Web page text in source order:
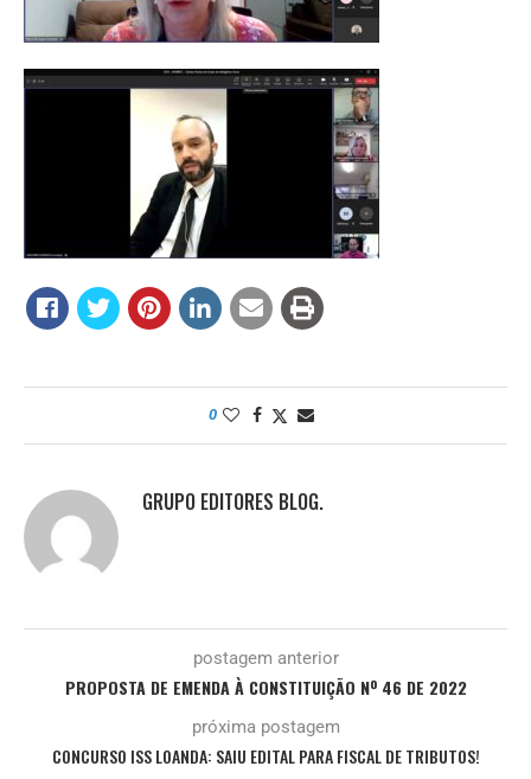
0
GRUPO EDITORES BLOG.
postagem anterior
PROPOSTA DE EMENDA À CONSTITUIÇÃO Nº 46 DE 2022
próxima postagem
CONCURSO ISS LOANDA: SAIU EDITAL PARA FISCAL DE TRIBUTOS!